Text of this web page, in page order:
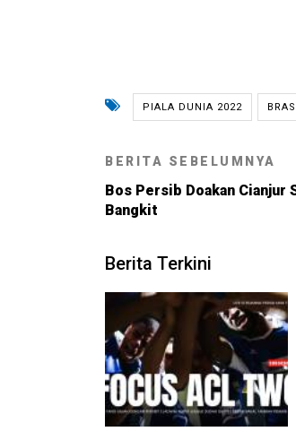
PIALA DUNIA 2022
BERITA SEBELUMNYA
Bos Persib Doakan Cianjur
Bangkit
Berita Terkini